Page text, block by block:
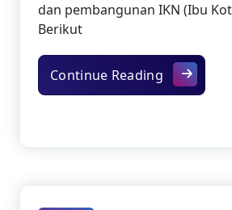
dan pembangunan IKN (Ibu
Berikut
Continue ReadingRekayasa